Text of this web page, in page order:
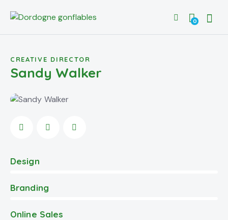
0
CREATIVE DIRECTOR
Sandy Walker
Design
Branding
Online Sales